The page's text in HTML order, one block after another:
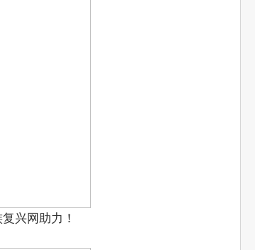
兴网助力！